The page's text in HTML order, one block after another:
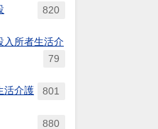
820
入所者生活介
79
活介護 801
880